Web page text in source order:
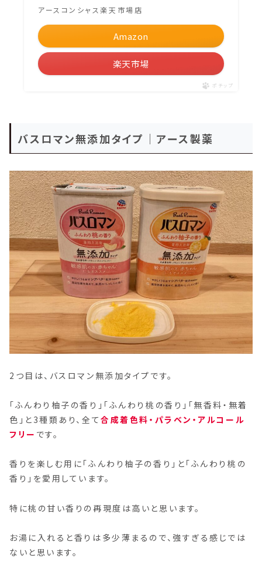
アースコンシャス楽天市場店
Amazon
楽天市場
ポチップ
バスロマン無添加タイプ｜アース製薬
2つ目は、バスロマン無添加タイプです。
「ふんわり柚子の香り」「ふんわり桃の香り」「無香料・無着
色」と3種類あり、全て合成着色料・パラベン・アルコール
フリー です。
香りを楽しむ用に「ふんわり柚子の香り」と「ふんわり桃の
香り」を愛用しています。
特に桃の甘い香りの再現度は高いと思います。
お湯に入れると香りは多少薄まるので、強すぎる感じでは
ないと思います。